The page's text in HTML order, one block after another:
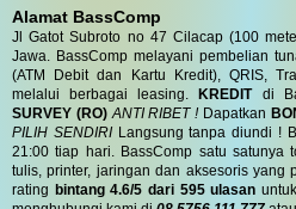
Alamat BassComp
Jl Gatot Subroto no 47 Cilacap (100
Jawa. BassComp melayani pembelian
(ATM Debit dan Kartu Kredit), QRIS,
melalui berbagai leasing.KREDITdi
SURVEY (RO) ANTI RIBET !Dapatkan
PILIH SENDIRILangsung tanpa diundi !
21:00 tiap hari. BassComp satu satunya
tulis, printer, jaringan dan aksesoris yang
rating bintang 4.6/5 dari 595 ulasan